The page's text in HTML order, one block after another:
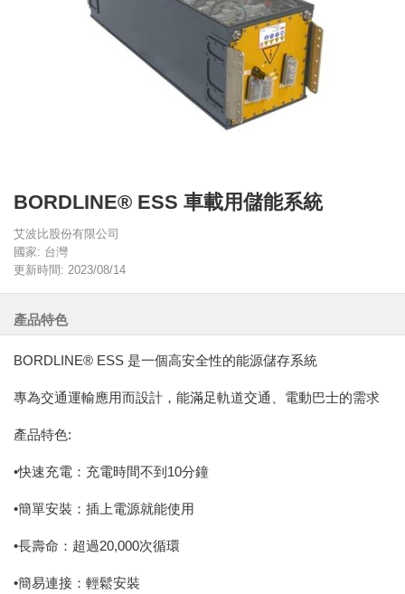
BORDLINE® ESS 車載用儲能系統
艾波比股份有限公司
國家: 台灣
更新時間: 2023/08/14
產品特色
BORDLINE® ESS 是一個高安全性的能源儲存系統
專為交通運輸應用而設計，能滿足軌道交通、電動巴士的需求
產品特色:
•快速充電：充電時間不到10分鐘
•簡單安裝：插上電源就能使用
•長壽命：超過20,000次循環
•簡易連接：輕鬆安裝